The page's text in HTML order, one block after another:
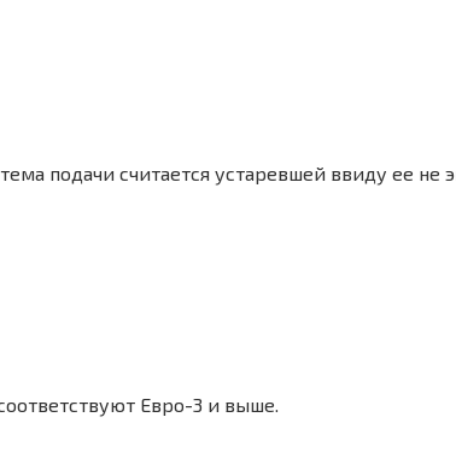
подачи считается устаревшей ввиду ее
Евро-3 и выше.